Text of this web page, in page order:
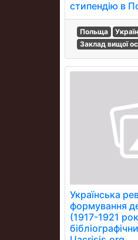
стипендію в
Польща
Заклад вищої
Українська
формування
(1917-1921